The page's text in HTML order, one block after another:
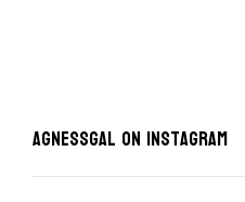
AgnessGal on Instagram